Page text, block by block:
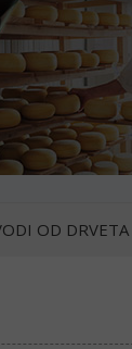
OD DRVETA